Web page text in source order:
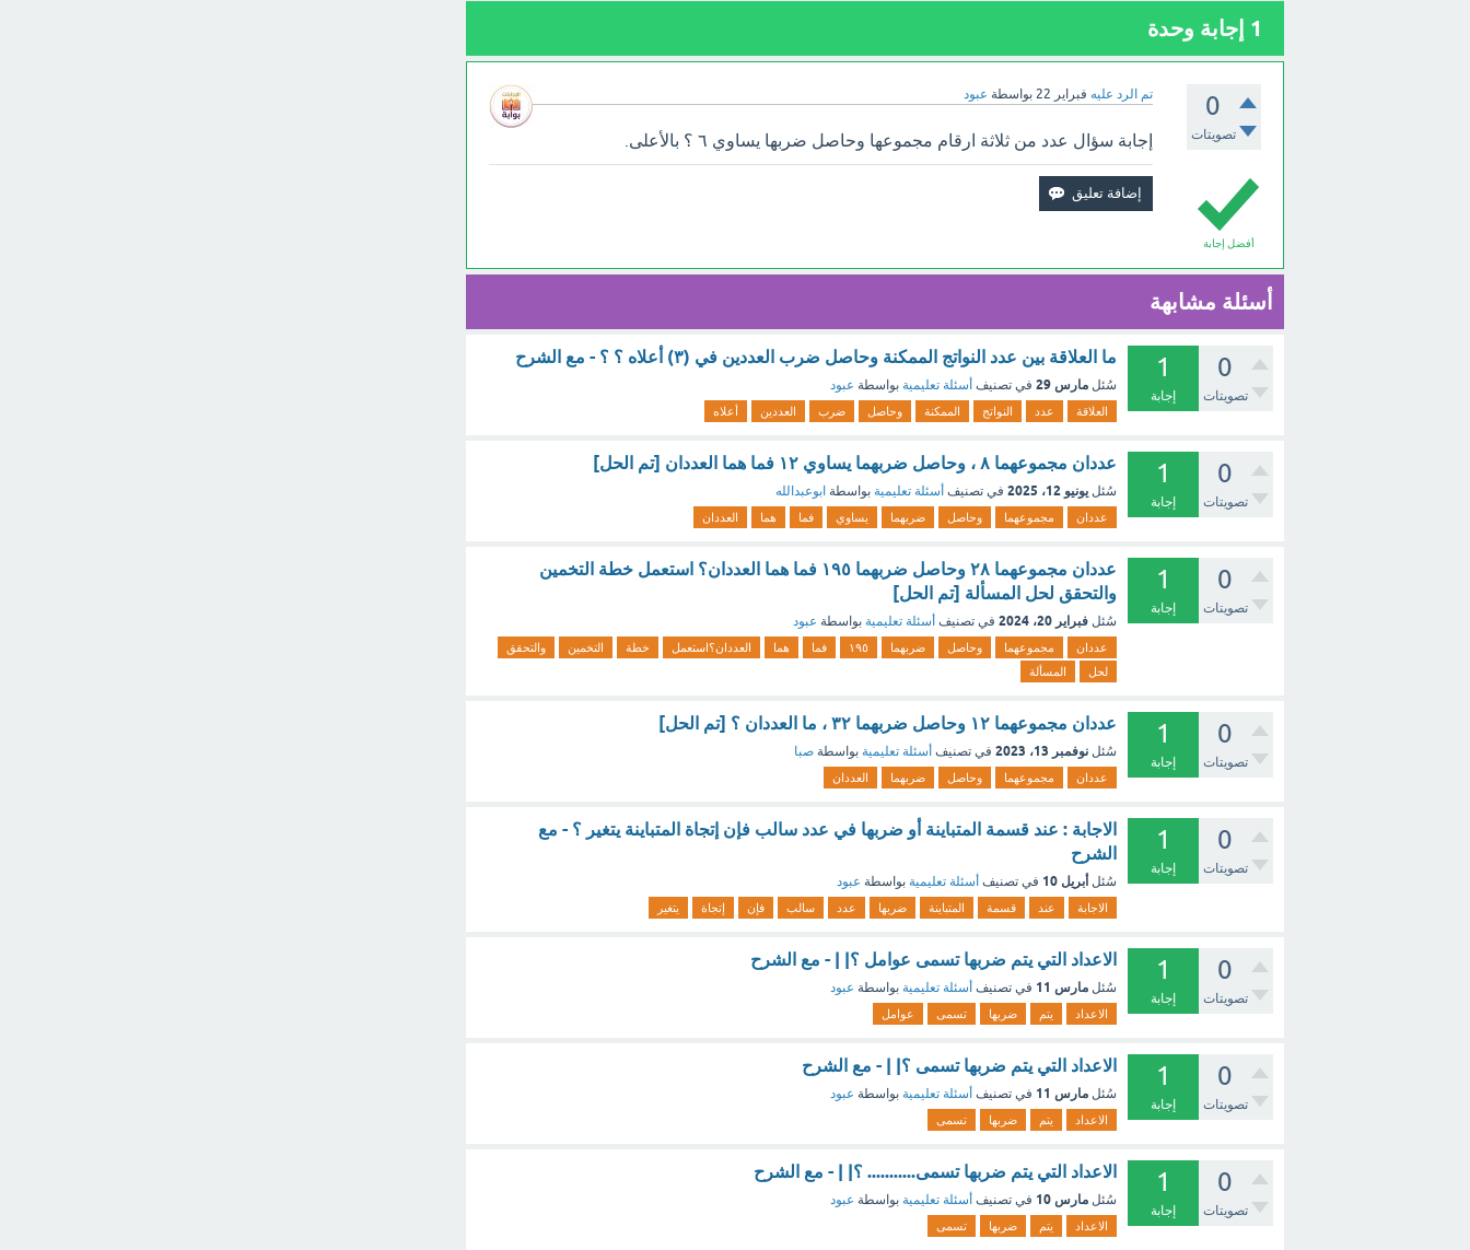
1 إجابة وحدة
0
تصويتات
تم الرد عليه فبراير 22 بواسطة عبود
أفضل إجابة
إجابة سؤال عدد من ثلاثة ارقام مجموعها وحاصل ضربها يساوي ٦ ؟ بالأعلى.
أسئلة مشابهة
0
تصويتات
1
إجابة
ما العلاقة بين عدد النواتج الممكنة وحاصل ضرب العددين في (۳) أعلاه ؟ ؟ - مع الشرح
سُئل مارس 29 في تصنيف أسئلة تعليمية بواسطة عبود
العلاقة عدد النواتج الممكنة وحاصل ضرب العددين أعلاه
0
تصويتات
1
إجابة
عددان مجموعهما ٨ ، وحاصل ضربهما يساوي ١٢ فما هما العددان [تم الحل]
سُئل يونيو 12، 2025 في تصنيف أسئلة تعليمية بواسطة ابوعبدالله
عددان مجموعهما وحاصل ضربهما يساوي فما هما العددان
0
تصويتات
1
إجابة
عددان مجموعهما ٢٨ وحاصل ضربهما ١٩٥ فما هما العددان؟ استعمل خطة التخمين
والتحقق لحل المسألة [تم الحل]
سُئل فبراير 20، 2024 في تصنيف أسئلة تعليمية بواسطة عبود
عددان مجموعهما وحاصل ضربهما ١٩٥ فما هما العددان؟استعمل خطة التخمين
والتحقق
لحل
المسألة
0
تصويتات
1
إجابة
عددان مجموعهما ١٢ وحاصل ضربهما ٣٢ ، ما العددان ؟ [تم الحل]
سُئل نوفمبر 13، 2023 في تصنيف أسئلة تعليمية بواسطة صبا
عددان مجموعهما وحاصل ضربهما العددان
0
تصويتات
1
إجابة
الاجابة : عند قسمة المتباينة أو ضربها في عدد سالب فإن إتجاة المتباينة يتغير ؟ - مع
الشرح
سُئل أبريل 10 في تصنيف أسئلة تعليمية بواسطة عبود
الاجابة عند قسمة المتباينة ضربها عدد سالب فإن إتجاة يتغير
0
تصويتات
1
إجابة
الاعداد التي يتم ضربها تسمى عوامل ؟| | - مع الشرح
سُئل مارس 11 في تصنيف أسئلة تعليمية بواسطة عبود
الاعداد يتم ضربها تسمى عوامل
0
تصويتات
1
إجابة
الاعداد التي يتم ضربها تسمى ؟| | - مع الشرح
سُئل مارس 11 في تصنيف أسئلة تعليمية بواسطة عبود
الاعداد يتم ضربها تسمى
0
تصويتات
1
إجابة
الاعداد التي يتم ضربها تسمى........... ؟| | - مع الشرح
سُئل مارس 10 في تصنيف أسئلة تعليمية بواسطة عبود
الاعداد يتم ضربها تسمى